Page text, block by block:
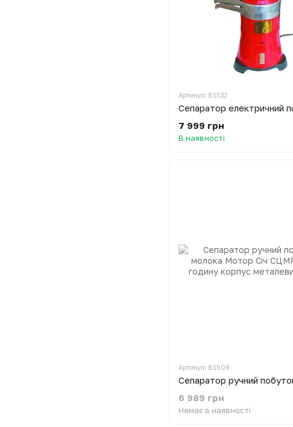
Артикул: 81532
7 999 грн
В наявності
Артикул: 81509
6 989 грн
Немає в наявності